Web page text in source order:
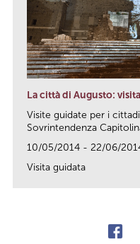
La città di Augusto:
Visite guidate per i
Sovrintendenza
10/05/2014 - 22/06/
Visita guidata